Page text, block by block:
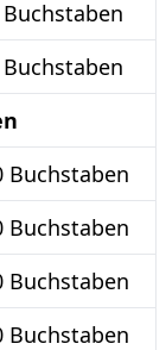
Buchstaben
Buchstaben
Buchstaben
Buchstaben
Buchstaben
Buchstaben